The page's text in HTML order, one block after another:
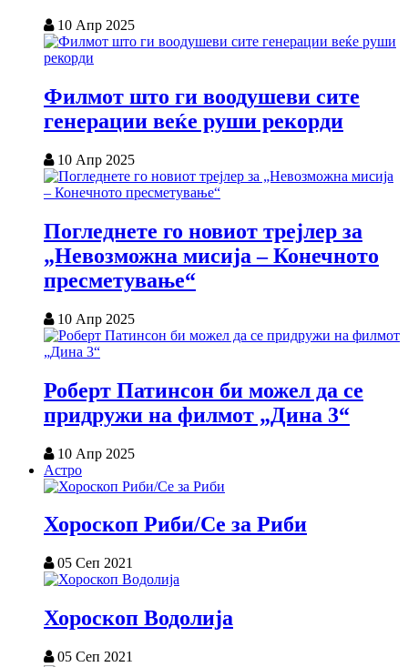
10 Апр 2025
Филмот што ги воодушеви сите
генерации веќе руши рекорди
10 Апр 2025
Погледнете го новиот трејлер за
„Невозможна мисија – Конечното
пресметување“
10 Апр 2025
Роберт Патинсон би можел да се
придружи на филмот „Дина 3“
10 Апр 2025
Астро
Хороскоп Риби/Се за Риби
05 Сеп 2021
Хороскоп Водолија
05 Сеп 2021